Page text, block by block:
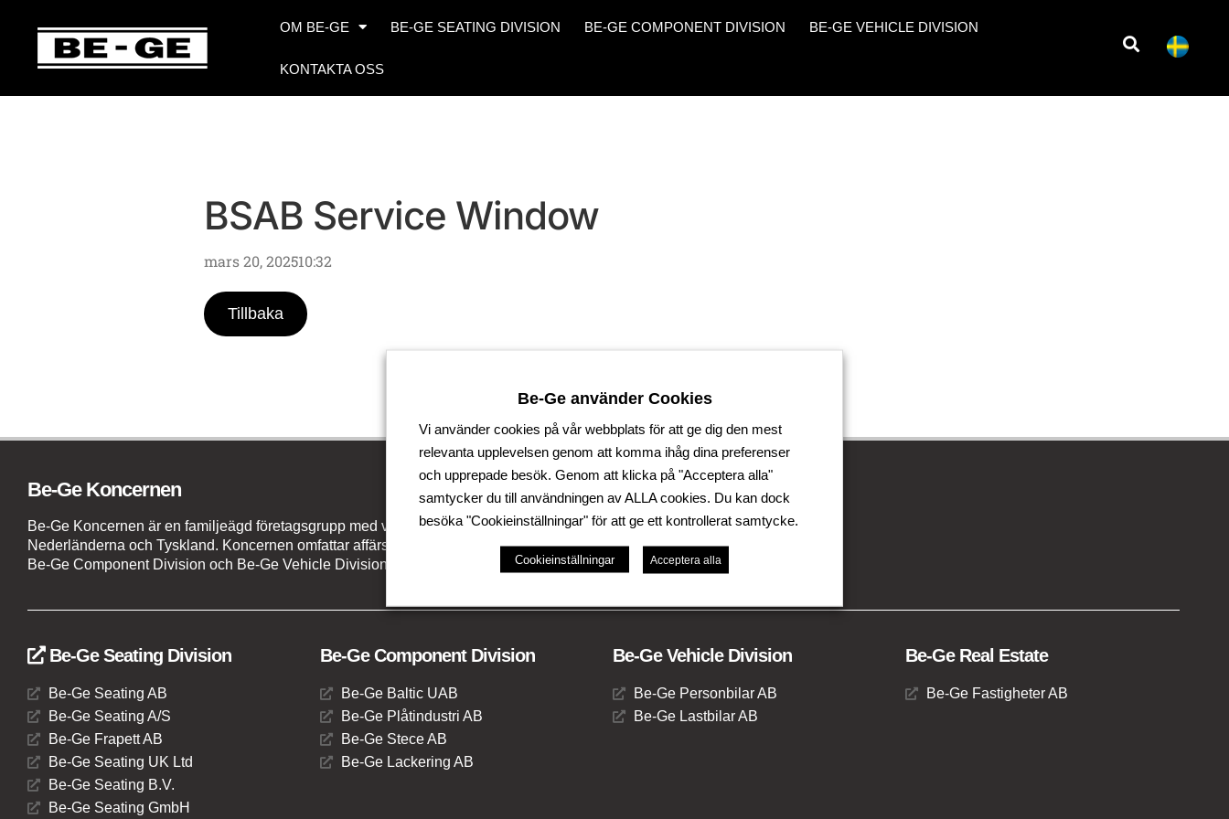
OM BE-GE BE-GE SEATING DIVISION BE-GE COMPONENT DIVISION BE-GE VEHICLE DIVISION
KONTAKTA OSS
BSAB Service Window
mars 20, 202510:32
Tillbaka
Be-Ge Koncernen
Be-Ge Koncernen är en familjeägd företagsgrupp med verksamhet i Sverige, Danmark, Storbritannien, Litauen,
Nederländerna och Tyskland. Koncernen omfattar affärsområdena Be-Ge Seating Division,
Be-Ge Component Division och Be-Ge Vehicle Division.
Be-Ge Seating Division
Be-Ge Seating AB
Be-Ge Seating A/S
Be-Ge Frapett AB
Be-Ge Seating UK Ltd
Be-Ge Seating B.V.
Be-Ge Seating GmbH
Be-Ge Component Division
Be-Ge Baltic UAB
Be-Ge Plåtindustri AB
Be-Ge Stece AB
Be-Ge Lackering AB
Be-Ge Vehicle Division
Be-Ge Personbilar AB
Be-Ge Lastbilar AB
Be-Ge Real Estate
Be-Ge Fastigheter AB
Be-Ge använder Cookies
Vi använder cookies på vår webbplats för att ge dig den mest
relevanta upplevelsen genom att komma ihåg dina preferenser
och upprepade besök. Genom att klicka på "Acceptera alla"
samtycker du till användningen av ALLA cookies. Du kan dock
besöka "Cookieinställningar" för att ge ett kontrollerat samtycke.
Cookieinställningar Acceptera alla